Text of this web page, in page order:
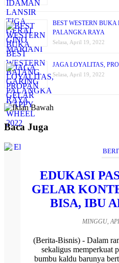
BEST WESTERN
PALANGKA RAYA
Selasa, April 19, 2022
JAGA LOYALITAS,
Selasa, April 19, 2022
Baca Juga
EDUKASI
GELAR
BISA, IBU
MINGGU,
(Berita-Bisnis) - Dalam
sekaligus memperkuat
bumbu kaldu barunya